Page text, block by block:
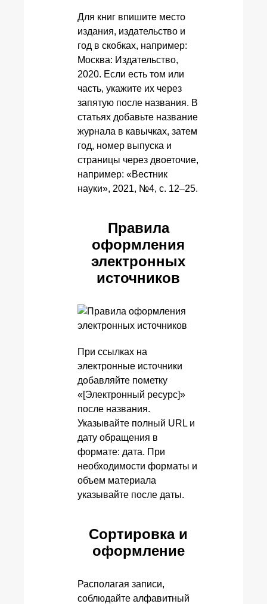
Для книг впишите место
издания, издательство и
год в скобках, например:
Москва: Издательство,
2020. Если есть том или
часть, укажите их через
запятую после названия. В
статьях добавьте название
журнала в кавычках, затем
год, номер выпуска и
страницы через двоеточие,
например: «Вестник
науки», 2021, №4, с. 12–25.
Правила
оформления
электронных
источников
При ссылках на
электронные источники
добавляйте пометку
«[Электронный ресурс]»
после названия.
Указывайте полный URL и
дату обращения в
формате: дата. При
необходимости форматы и
объем материала
указывайте после даты.
Сортировка и
оформление
Располагая записи,
соблюдайте алфавитный